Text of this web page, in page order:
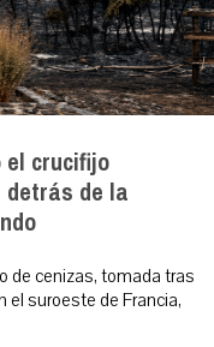
el crucifijo
de la
de cenizas, tomada tras
suroeste de Francia,